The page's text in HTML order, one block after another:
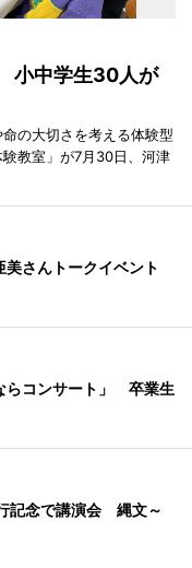
小中学生30人が
の大切さを考える体験型
教室」が7月30日、河津
美さんトークイベント
らコンサート」 卒業生
記念で講演会 縄文～